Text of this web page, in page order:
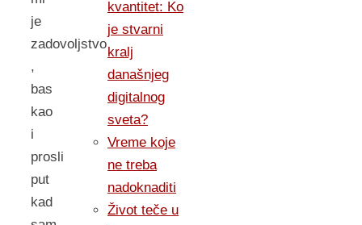
je
zadovoljstvo
,
bas
kao
i
prosli
put
kad
kvantitet: Ko
je stvarni
kralj
današnjeg
digitalnog
sveta?
Vreme koje
ne treba
nadoknaditi
Život teče u